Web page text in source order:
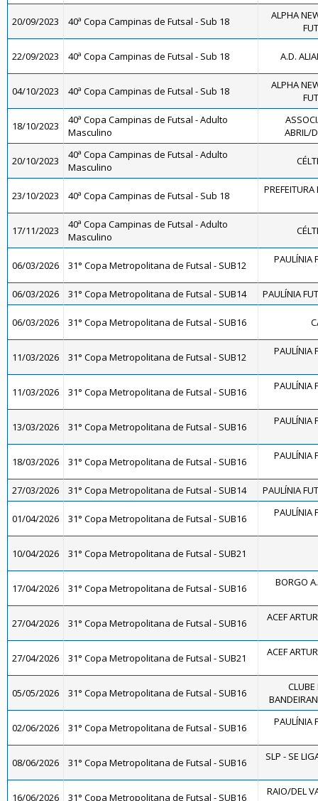
20/09/2023 40ª Copa Campinas de Futsal - Sub 18
ALPHA
22/09/2023 40ª Copa Campinas de Futsal - Sub 18 A.D.
04/10/2023 40ª Copa Campinas de Futsal - Sub 18
ALPHA
18/10/2023
40ª Copa Campinas de Futsal - Adulto
Masculino
ABRIL/
20/10/2023
40ª Copa Campinas de Futsal - Adulto
Masculino
23/10/2023 40ª Copa Campinas de Futsal - Sub 18
17/11/2023
40ª Copa Campinas de Futsal - Adulto
Masculino
06/03/2026 31° Copa Metropolitana de Futsal - SUB12 PAULÍNIA
06/03/2026 31° Copa Metropolitana de Futsal - SUB14 PAULÍNIA
06/03/2026 31° Copa Metropolitana de Futsal - SUB16
11/03/2026 31° Copa Metropolitana de Futsal - SUB12 PAULÍNIA
11/03/2026 31° Copa Metropolitana de Futsal - SUB16 PAULÍNIA
13/03/2026 31° Copa Metropolitana de Futsal - SUB16 PAULÍNIA
18/03/2026 31° Copa Metropolitana de Futsal - SUB16 PAULÍNIA
27/03/2026 31° Copa Metropolitana de Futsal - SUB14 PAULÍNIA
01/04/2026 31° Copa Metropolitana de Futsal - SUB16 PAULÍNIA
10/04/2026 31° Copa Metropolitana de Futsal - SUB21
17/04/2026 31° Copa Metropolitana de Futsal - SUB16 BORGO
27/04/2026 31° Copa Metropolitana de Futsal - SUB16 ACEF
27/04/2026 31° Copa Metropolitana de Futsal - SUB21 ACEF
05/05/2026 31° Copa Metropolitana de Futsal - SUB16
CLUBE
02/06/2026 31° Copa Metropolitana de Futsal - SUB16 PAULÍNIA
08/06/2026 31° Copa Metropolitana de Futsal - SUB16 SLP - SE
16/06/2026 31° Copa Metropolitana de Futsal - SUB16 RAIO/DEL